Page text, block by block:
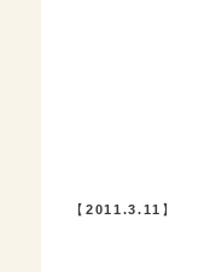
【 2011.3.11 】